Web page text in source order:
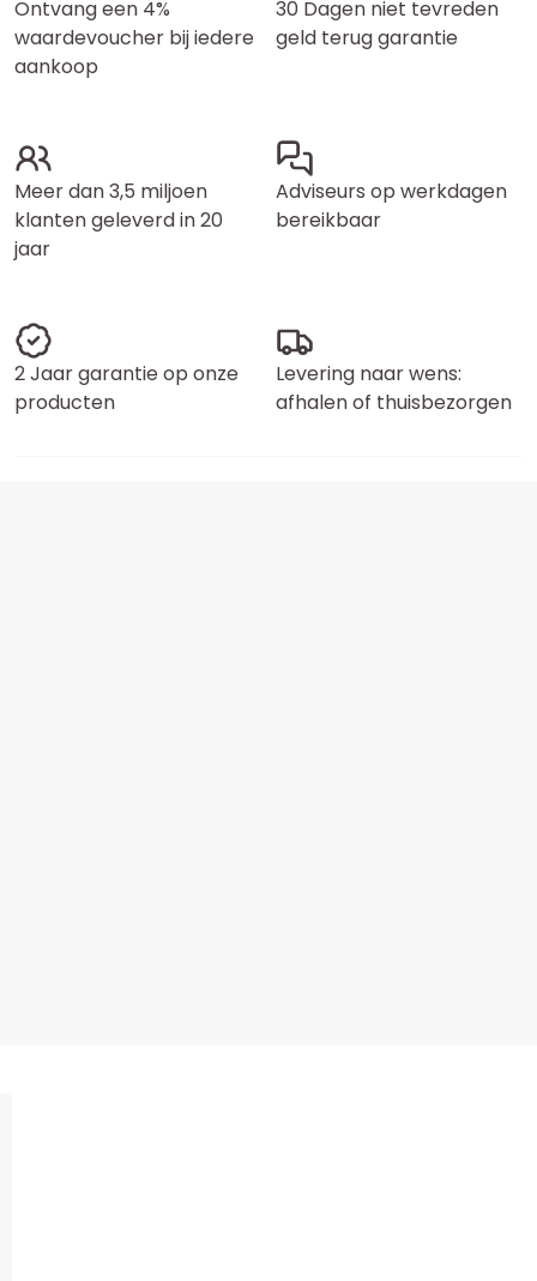
Ontvang een 4%
waardevoucher bij iedere
aankoop
30 Dagen niet tevreden
geld terug garantie
Meer dan 3,5 miljoen
klanten geleverd in 20
jaar
Adviseurs op werkdagen
bereikbaar
2 Jaar garantie op onze
producten
Levering naar wens:
afhalen of thuisbezorgen